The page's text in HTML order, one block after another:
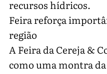
recursos hídricos.
Feira reforça
região
A Feira da Cereja &
como uma montra